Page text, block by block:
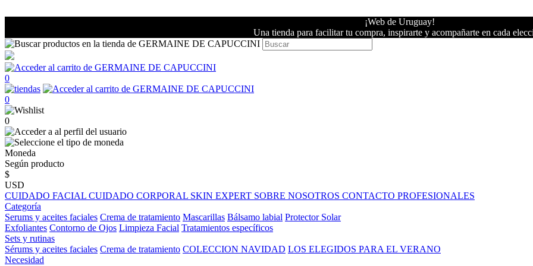
¡Web de Uruguay!
Una tienda para facilitar tu compra, inspirarte y acompañarte en cada
0
0
0
Moneda
Según producto
$
USD
CUIDADO FACIAL CUIDADO CORPORAL SKIN EXPERT SOBRE NOSOTROS CONTACTO PROFESIONALES
Categoría
Serums y aceites faciales Crema de tratamiento Mascarillas Bálsamo labial Protector Solar
Exfoliantes Contorno de Ojos Limpieza Facial Tratamientos específicos
Sets y rutinas
Sérums y aceites faciales Crema de tratamiento COLECCION NAVIDAD LOS ELEGIDOS PARA EL VERANO
Necesidad